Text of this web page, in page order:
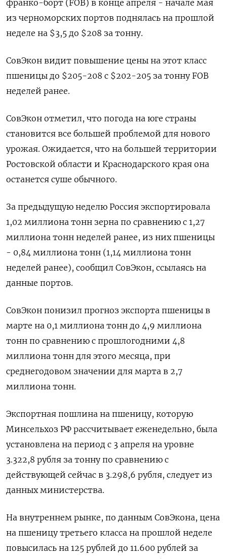
франко-борт (FOB) в конце апреля - начале мая
из черноморских портов поднялась на прошлой
неделе на $3,5 до $208 за тонну.
СовЭкон видит повышение цены на этот класс
пшеницы до $205-208 с $202-205 за тонну FOB
неделей ранее.
СовЭкон отметил, что погода на юге страны
становится все большей проблемой для нового
урожая. Ожидается, что на большей территории
Ростовской области и Краснодарского края она
останется суше обычного.
За предыдущую неделю Россия экспортировала
1,02 миллиона тонн зерна по сравнению с 1,27
миллиона тонн неделей ранее, из них пшеницы
- 0,84 миллиона тонн (1,14 миллиона тонн
неделей ранее), сообщил СовЭкон, ссылаясь на
данные портов.
СовЭкон понизил прогноз экспорта пшеницы в
марте на 0,1 миллиона тонн до 4,9 миллиона
тонн по сравнению с прошлогодними 4,8
миллиона тонн для этого месяца, при
среднегодовом значении для марта в 2,7
миллиона тонн.
Экспортная пошлина на пшеницу, которую
Минсельхоз РФ рассчитывает еженедельно, была
установлена на период с 3 апреля на уровне
3.322,8 рубля за тонну по сравнению с
действующей сейчас в 3.298,6 рубля, следует из
данных министерства.
На внутреннем рынке, по данным СовЭкона, цена
на пшеницу третьего класса на прошлой неделе
повысилась на 125 рублей до 11.600 рублей за